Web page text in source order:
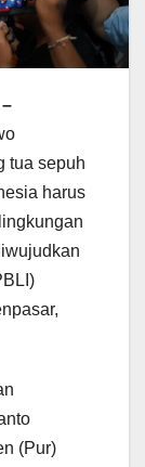
tua sepuh
harus
(Pur)